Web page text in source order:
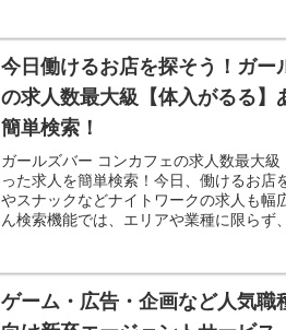
今日働けるお店を探そう！ガー
の求人数最大級【体入がるる】
簡単検索！
ガールズバー コンカフェの求人数最大
った求人を簡単検索！今日、働けるお店
やスナックなどナイトワークの求人も幅
ん検索機能では、エリアや業種に限らず
ゲーム・広告・企画など人気職